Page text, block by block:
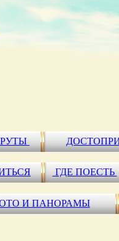
ГДЕ ПОЕСТЬ
И ПАНОРАМЫ